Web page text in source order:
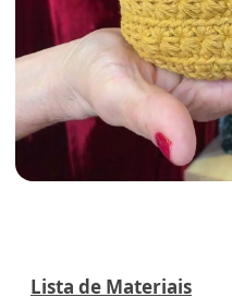
Lista de Materiais